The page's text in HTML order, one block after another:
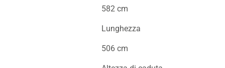
582 cm
Lunghezza
506 cm